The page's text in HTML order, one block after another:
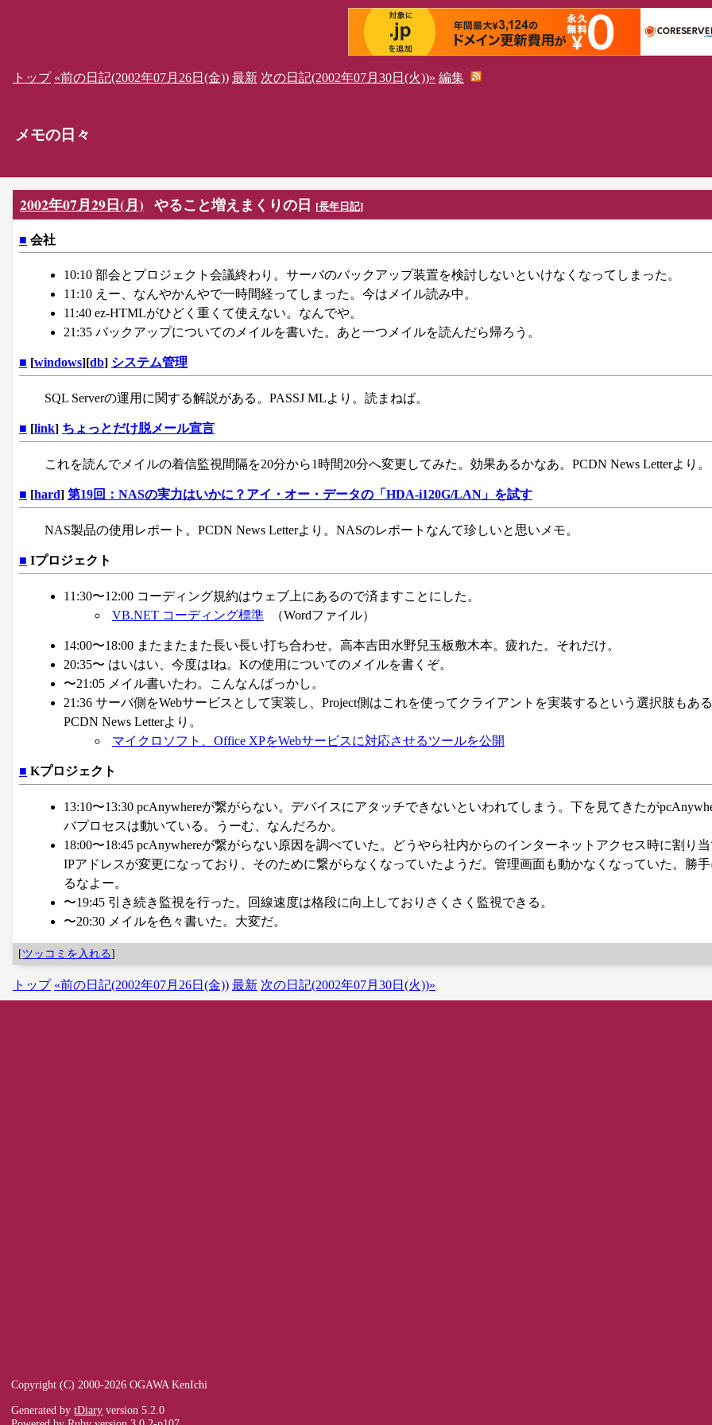
トップ «前の日記(2002年07月26日(金)) 最新 次の日記(2002年07月30日(火))» 編集
メモの日々
2002年07月29日(月) やること増えまくりの日 [長年日記]
■ 会社
10:10 部会とプロジェクト会議終わり。サーバのバックアップ装置を検討しないといけなくなってしまった。
11:10 えー、なんやかんやで一時間経ってしまった。今はメイル読み中。
11:40 ez-HTMLがひどく重くて使えない。なんでや。
21:35 バックアップについてのメイルを書いた。あと一つメイルを読んだら帰ろう。
■ [windows][db] システム管理
SQL Serverの運用に関する解説がある。PASSJ MLより。読まねば。
■ [link] ちょっとだけ脱メール宣言
これを読んでメイルの着信監視間隔を20分から1時間20分へ変更してみた。効果あるかなあ。PCDN News Letterより。
■ [hard] 第19回：NASの実力はいかに？アイ・オー・データの「HDA-i120G/LAN」を試す
NAS製品の使用レポート。PCDN News Letterより。NASのレポートなんて珍しいと思いメモ。
■ Iプロジェクト
11:30〜12:00 コーディング規約はウェブ上にあるので済ますことにした。
VB.NET コーディング標準
（Wordファイル）
14:00〜18:00 またまたまた長い長い打ち合わせ。高本吉田水野兒玉板敷木本。疲れた。それだけ。
20:35〜 はいはい、今度はIね。Kの使用についてのメイルを書くぞ。
〜21:05 メイル書いたわ。こんなんばっかし。
21:36 サーバ側をWebサービスとして実装し、Project側はこれを使ってクライアントを実装するという選択肢もあ
PCDN News Letterより。
マイクロソフト、Office XPをWebサービスに対応させるツールを公開
■ Kプロジェクト
13:10〜13:30 pcAnywhereが繋がらない。デバイスにアタッチできないといわれてしまう。下を見てきたが
バプロセスは動いている。うーむ、なんだろか。
18:00〜18:45 pcAnywhereが繋がらない原因を調べていた。どうやら社内からのインターネットアクセス時に割り
IPアドレスが変更になっており、そのために繋がらなくなっていたようだ。管理画面も動かなくなっていた。勝
るなよー。
〜19:45 引き続き監視を行った。回線速度は格段に向上しておりさくさく監視できる。
〜20:30 メイルを色々書いた。大変だ。
[ツッコミを入れる]
トップ «前の日記(2002年07月26日(金)) 最新 次の日記(2002年07月30日(火))»
Copyright (C) 2000-2026 OGAWA KenIchi
Generated bytDiary version 5.2.0